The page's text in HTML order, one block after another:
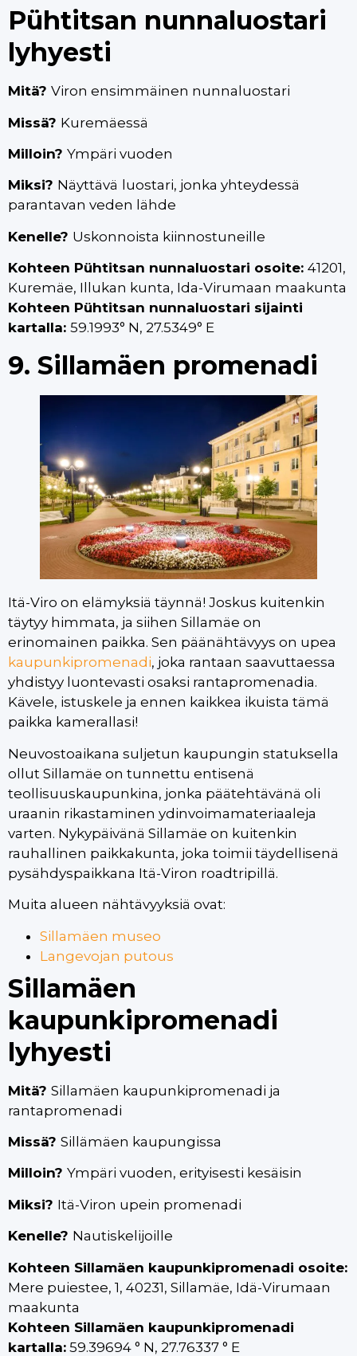
Pühtitsan nunnaluostari
lyhyesti
Mitä? Viron ensimmäinen nunnaluostari
Missä? Kuremäessä
Milloin? Ympäri vuoden
Miksi? Näyttävä
luostari, jonka yhteydessä
parantavan veden lähde
Kenelle? Uskonnoista kiinnostuneille
Kohteen Pühtitsan nunnaluostari osoite: 41201,
Kuremäe, Illukan kunta, Ida-Virumaan maakunta
Kohteen Pühtitsan nunnaluostari sijainti
kartalla: 59.1993° N, 27.5349° E
9. Sillamäen promenadi
Itä-Viro on elämyksiä täynnä! Joskus kuitenkin
täytyy himmata, ja siihen Sillamäe on
erinomainen paikka. Sen päänähtävyys on upea
kaupunkipromenadi, joka rantaan saavuttaessa
yhdistyy luontevasti osaksi rantapromenadia.
Kävele, istuskele ja ennen kaikkea ikuista tämä
paikka kamerallasi!
Neuvostoaikana suljetun kaupungin statuksella
ollut Sillamäe on tunnettu entisenä
teollisuuskaupunkina, jonka päätehtävänä oli
uraanin rikastaminen ydinvoimamateriaaleja
varten. Nykypäivänä Sillamäe on kuitenkin
rauhallinen paikkakunta, joka toimii täydellisenä
pysähdyspaikkana Itä-Viron roadtripillä.
Muita alueen nähtävyyksiä ovat:
Sillamäen museo
Langevojan putous
Sillamäen
kaupunkipromenadi
lyhyesti
Mitä? Sillamäen kaupunkipromenadi ja
rantapromenadi
Missä? Sillämäen kaupungissa
Milloin? Ympäri vuoden, erityisesti kesäisin
Miksi? Itä-Viron upein promenadi
Kenelle? Nautiskelijoille
Kohteen Sillamäen kaupunkipromenadi osoite:
Mere puiestee, 1, 40231, Sillamäe, Idä-Virumaan
maakunta
Kohteen Sillamäen kaupunkipromenadi
kartalla: 59.39694 ° N, 27.76337 ° E